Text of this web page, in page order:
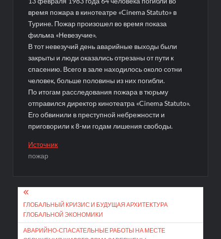
время пожара в кинотеатре «Cinema Statuto» в
Турине. Пожар произошел во время показа
фильма «Невезучие».
В тот невезучий день аварийные выходы были
закрыты и люди оказались отрезаны от пути к
спасению. Всего в зале находилось около сотни
человек, больше половины из них погибли.
По итогам расследования пожара в тюрьму
отправился директор кинотеатра «Cinema Statuto».
Его обвинили в преступной небрежности и
приговорили к 8-ми годам лишения свободы.
Источник
пожар
Навигация
по
записям
ГЛОБАЛЬНЫЙ КРИЗИС И БУДУЩАЯ АРХИТЕКТУРА
ГЛОБАЛЬНОЙ ЭКОНОМИКИ
АВАРИЙНО-СПАСАТЕЛЬНЫЕ РАБОТЫ НА МЕСТЕ